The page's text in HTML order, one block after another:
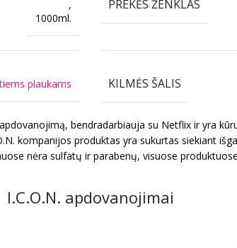
,
1000ml.
PREKĖS ŽENKLAS
plaukams KILMĖS ŠALIS
bendradarbiauja su Netflix ir yra
kompanijos produktas yra sukurtas siekiant
nėra sulfatų ir parabenų, visuose
I.C.O.N. apdovanojimai